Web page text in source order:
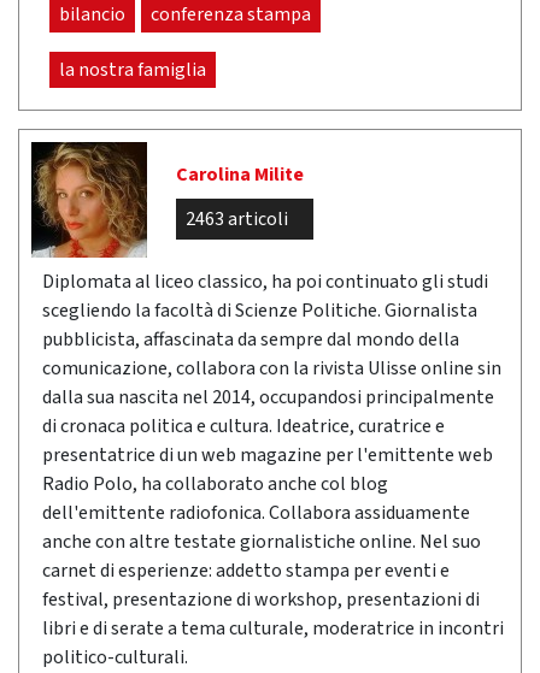
bilancio conferenza stampa
la nostra famiglia
Carolina Milite
2463 articoli
Diplomata al liceo classico, ha poi continuato gli studi
scegliendo la facoltà di Scienze Politiche. Giornalista
pubblicista, affascinata da sempre dal mondo della
comunicazione, collabora con la rivista Ulisse online sin
dalla sua nascita nel 2014, occupandosi principalmente
di cronaca politica e cultura. Ideatrice, curatrice e
presentatrice di un web magazine per l'emittente web
Radio Polo, ha collaborato anche col blog
dell'emittente radiofonica. Collabora assiduamente
anche con altre testate giornalistiche online. Nel suo
carnet di esperienze: addetto stampa per eventi e
festival, presentazione di workshop, presentazioni di
libri e di serate a tema culturale, moderatrice in incontri
politico-culturali.